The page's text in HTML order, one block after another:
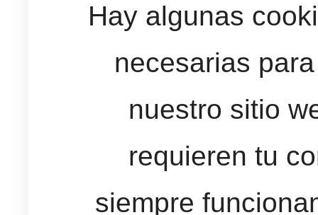
Hay algunas
necesarias
nuestro sitio
requieren tu
siempre